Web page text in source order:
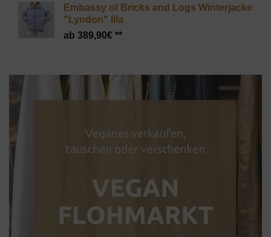
Embassy of Bricks and Logs Winterjacke
"Lyndon" lila
389,90€